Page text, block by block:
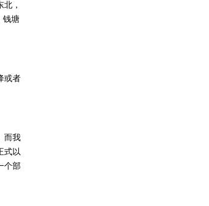
，
钱塘
或者
而我
式以
个部